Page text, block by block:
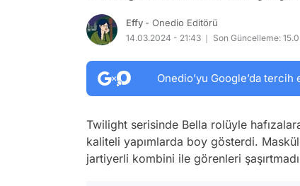
Effy - Onedio Editörü
14.03.2024 - 21:43 Son Güncelleme:
Onedio’yu Google’da
Twilight serisinde Bella rolüyle
kaliteli yapımlarda boy gösterdi.
jartiyerli kombini ile görenleri